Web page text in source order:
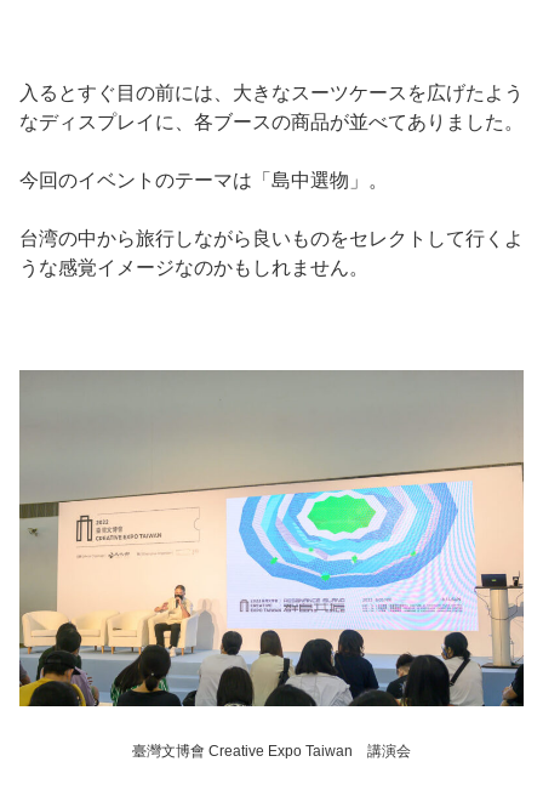
入るとすぐ目の前には、大きなスーツケースを広げたよう
なディスプレイに、各ブースの商品が並べてありました。
今回のイベントのテーマは「島中選物」。
台湾の中から旅行しながら良いものをセレクトして行くよ
うな感覚イメージなのかもしれません。
臺灣文博會 Creative Expo Taiwan 講演会